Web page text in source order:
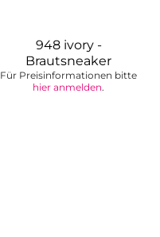
948 ivory -
Brautsneaker
Für Preisinformationen bitte
hier anmelden.